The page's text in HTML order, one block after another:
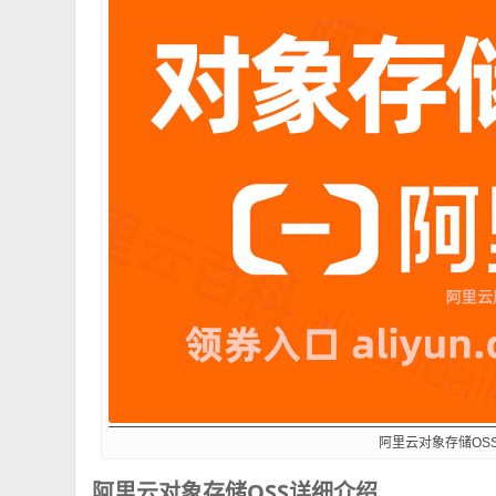
阿里云对象存储